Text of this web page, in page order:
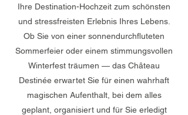
Ihre Destination-Hochzeit zum schönsten
und stressfreisten Erlebnis Ihres Lebens.
Ob Sie von einer sonnendurchfluteten
Sommerfeier oder einem stimmungsvollen
Winterfest träumen — das Château
Destinée erwartet Sie für einen wahrhaft
magischen Aufenthalt, bei dem alles
geplant, organisiert und für Sie erledigt